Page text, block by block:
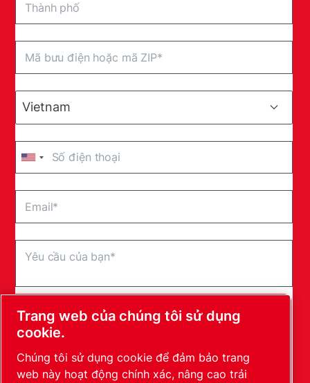
Bằng cách gửi yêu cầu này, Leybold sẽ có thể liên
biết thêm thông tin, vui lòng xem chính sách bảo
mật của chúng tôi.
Trang web của chúng tôi sử dụng
cookie.
Chúng tôi sử dụng cookie để đảm bảo trang
web này hoạt động chính xác, nâng cao trải